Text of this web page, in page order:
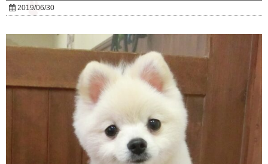
2019/06/30